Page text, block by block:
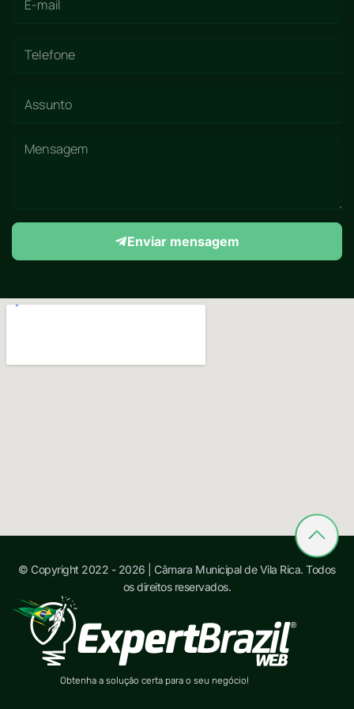
Enviar mensagem
© Copyright 2022 - 2026 | Câmara Municipal de Vila Rica. Todos
os direitos reservados.
Obtenha a solução certa para o seu negócio!